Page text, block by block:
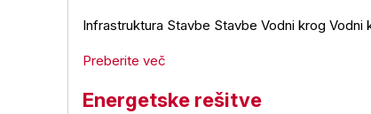
Infrastruktura Stavbe Stavbe Vodni krog
Preberite več
Energetske rešitve